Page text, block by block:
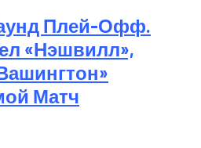
Плей-Офф.
«Нэшвилл»,
Матч